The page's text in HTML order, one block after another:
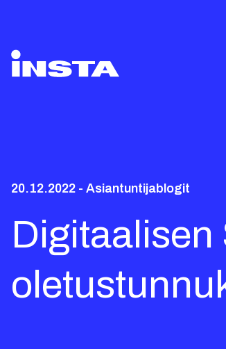
20.12.2022 - Asiantuntijablogit
Digitaalisen